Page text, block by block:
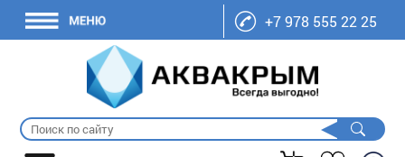
+7 978 555 22 25